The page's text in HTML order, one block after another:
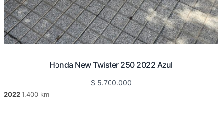
Honda New Twister 250 2022 Azul
$ 5.700.000
20221.400 km